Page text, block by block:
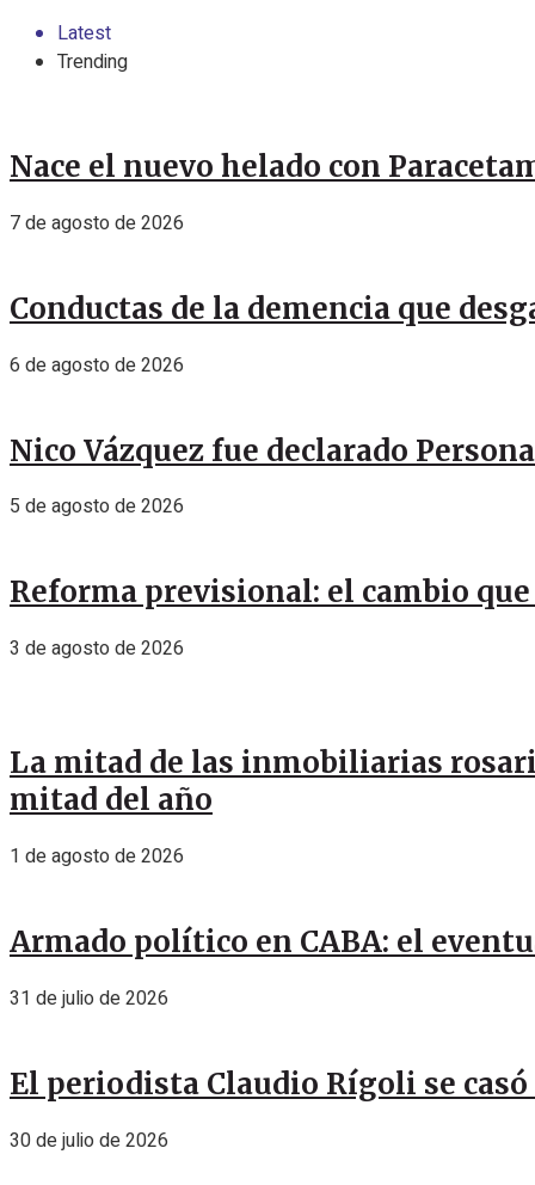
Latest
Trending
Nace el nuevo helado con
7 de agosto de 2026
Conductas de la demencia que
6 de agosto de 2026
Nico Vázquez fue declarado
5 de agosto de 2026
Reforma previsional: el cambio
3 de agosto de 2026
La mitad de las inmobiliarias
mitad del año
1 de agosto de 2026
Armado político en CABA: el
31 de julio de 2026
El periodista Claudio Rígoli se casó
30 de julio de 2026